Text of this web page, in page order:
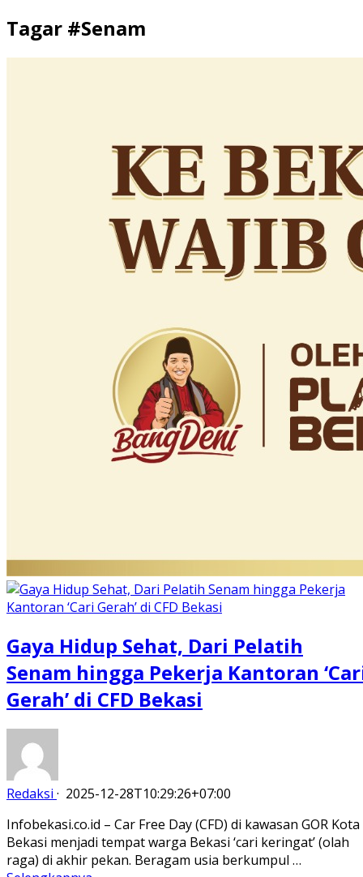
Tagar #Senam
Gaya Hidup Sehat, Dari Pelatih
Senam hingga Pekerja Kantoran
Gerah’ di CFD Bekasi
Redaksi · 2025-12-28T10:29:26+07:00
Infobekasi.co.id – Car Free Day (CFD) di kawasan GOR Kota
Bekasi menjadi tempat warga Bekasi ‘cari keringat’ (olah
raga) di akhir pekan. Beragam usia berkumpul …